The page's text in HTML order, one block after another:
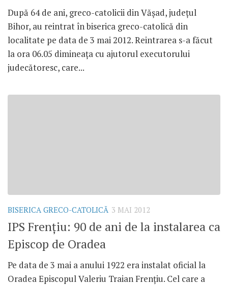
După 64 de ani, greco-catolicii din Văşad, judeţul
Bihor, au reintrat în biserica greco-catolică din
localitate pe data de 3 mai 2012. Reintrarea s-a făcut
la ora 06.05 dimineaţa cu ajutorul executorului
judecătoresc, care...
BISERICA GRECO-CATOLICĂ 3 MAI 2012
IPS Frenţiu: 90 de ani de la instalarea ca
Episcop de Oradea
Pe data de 3 mai a anului 1922 era instalat oficial la
Oradea Episcopul Valeriu Traian Frenţiu. Cel care a